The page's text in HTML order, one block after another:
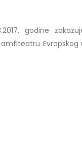
godine
Evropskog
Obavještenje za
godine
30/07/2026